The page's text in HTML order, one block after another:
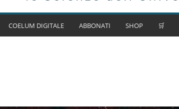
COELUM DIGITALE ABBONATI SHOP 🛒